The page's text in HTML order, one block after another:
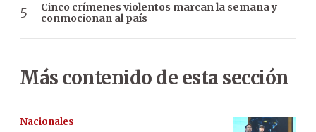
Cinco crímenes violentos marcan la semana y
conmocionan al país
Más contenido de esta sección
Nacionales